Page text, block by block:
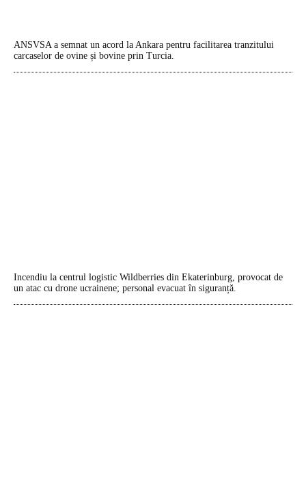
ANSVSA a semnat un acord la Ankara pentru facilitarea tranzitului
carcaselor de ovine și bovine prin Turcia.
Incendiu la centrul logistic Wildberries din Ekaterinburg, provocat de
un atac cu drone ucrainene; personal evacuat în siguranță.